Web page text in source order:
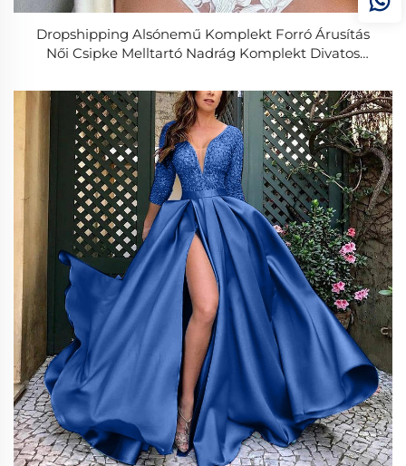
Dropshipping Alsónemű Komplekt Forró Árusítás
Női Csipke Melltartó Nadrág Komplekt Divatos
Komplekt